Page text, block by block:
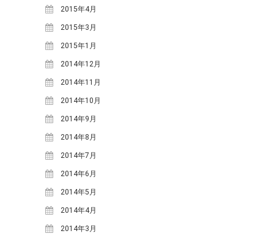
2018年9月(2)
2018年8月(5)
2018年7月(3)
2018年6月(2)
2018年5月(4)
2018年4月(2)
2018年2月(3)
2018年1月(1)
2017年12月(1)
2017年11月(2)
2017年10月(2)
2017年9月(4)
2017年8月(1)
2015年4月
2015年3月
2015年1月
2014年12月
2014年11月
2014年10月
2014年9月
2014年8月
2014年7月
2014年6月
2014年5月
2014年4月
2014年3月